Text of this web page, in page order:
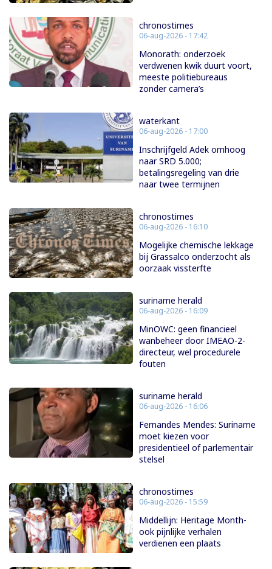
chronostimes
06-aug-2026 - 17:42
Monorath: onderzoek
verdwenen kwik duurt voort,
meeste politiebureaus
zonder camera’s
waterkant
06-aug-2026 - 17:00
Inschrijfgeld Adek omhoog
naar SRD 5.000;
betalingsregeling van drie
naar twee termijnen
chronostimes
06-aug-2026 - 16:10
Mogelijke chemische lekkage
bij Grassalco onderzocht als
oorzaak vissterfte
suriname herald
06-aug-2026 - 16:09
MinOWC: geen financieel
wanbeheer door IMEAO-2-
directeur, wel procedurele
fouten
suriname herald
06-aug-2026 - 16:06
Fernandes Mendes: Suriname
moet kiezen voor
presidentieel of parlementair
stelsel
chronostimes
06-aug-2026 - 15:59
Middellijn: Heritage Month-
ook pijnlijke verhalen
verdienen een plaats